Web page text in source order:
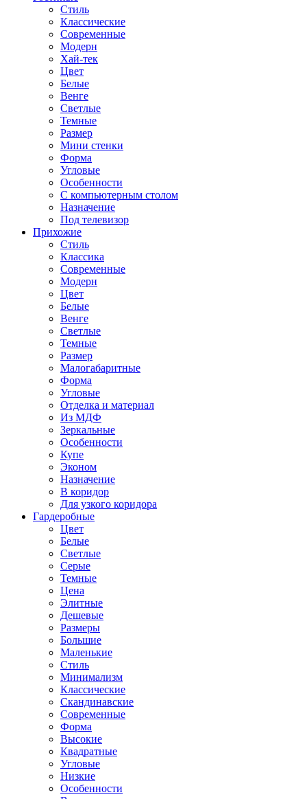
Стиль
Классические
Современные
Модерн
Хай-тек
Цвет
Белые
Венге
Светлые
Темные
Размер
Мини стенки
Форма
Угловые
Особенности
С компьютерным столом
Назначение
Под телевизор
Прихожие
Стиль
Классика
Современные
Модерн
Цвет
Белые
Венге
Светлые
Темные
Размер
Малогабаритные
Форма
Угловые
Отделка и материал
Из МДФ
Зеркальные
Особенности
Купе
Эконом
Назначение
В коридор
Для узкого коридора
Гардеробные
Цвет
Белые
Светлые
Серые
Темные
Цена
Элитные
Дешевые
Размеры
Большие
Маленькие
Стиль
Минимализм
Классические
Скандинавские
Современные
Форма
Высокие
Квадратные
Угловые
Низкие
Особенности